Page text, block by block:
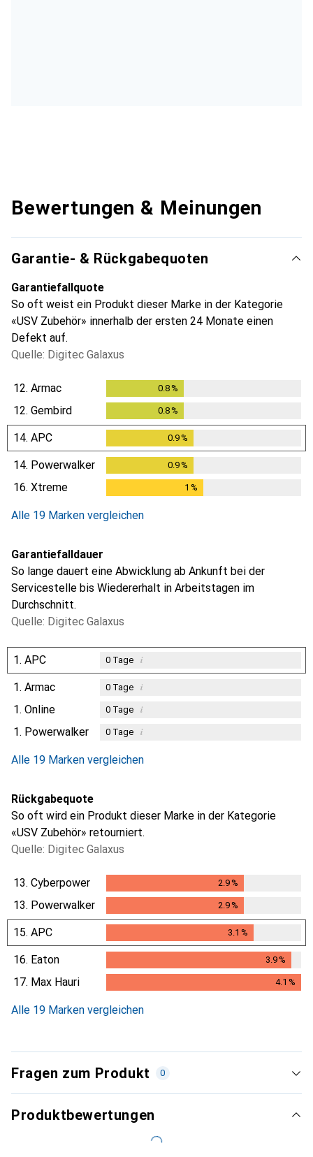
Bewertungen & Meinungen
Garantie- & Rückgabequoten
Garantiefallquote
So oft weist ein Produkt dieser Marke in der Kategorie
«USV Zubehör» innerhalb der ersten 24 Monate einen
Defekt auf.
Quelle: Digitec Galaxus
12. Armac 0.8 %
12. Gembird 0.8 %
14. APC 0.9%
14. Powerwalker 0.9%
16. Xtreme 1 %
Alle 19 Marken vergleichen
Garantiefalldauer
So lange dauert eine Abwicklung ab Ankunft bei der
Servicestelle bis Wiedererhalt in Arbeitstagen im
Durchschnitt.
Quelle: Digitec Galaxus
1. APC 0Tage i
1. Armac 0Tage i
1. Online 0Tage i
1. Powerwalker 0Tage i
Alle 19 Marken vergleichen
Rückgabequote
So oft wird ein Produkt dieser Marke in der Kategorie
«USV Zubehör» retourniert.
Quelle: Digitec Galaxus
13. Cyberpower 2.9%
13. Powerwalker 2.9%
15. APC 3.1 %
16. Eaton 3.9%
3.9%
17. Max Hauri 4.1 %
Alle 19 Marken vergleichen
Fragen zum Produkt 0
Produktbewertungen